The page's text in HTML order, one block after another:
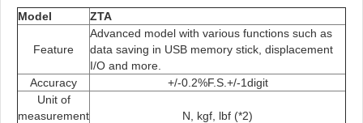
Model ZTA
Feature
Advanced model with various functions such as
data saving in USB memory stick, displacement
I/O and more.
Accuracy
+/-0.2%F.S.+/-1digit
Unit of
measurement
N, kgf, lbf (*2)